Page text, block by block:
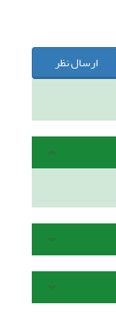
ارسال نظر